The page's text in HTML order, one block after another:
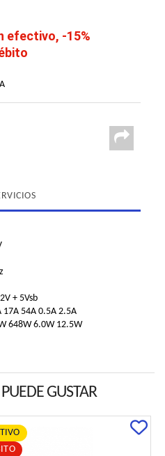
efectivo, -15%
+ 5Vsb
54A 0.5A 2.5A
648W 6.0W 12.5W
GUSTAR